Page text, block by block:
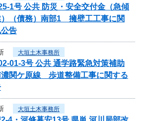
1号 公共 防災・安全交付金（急傾
（債務）南部1 擁壁工工事に関
告
大垣土木事務所
01-3号 公共 通学路緊急対策補助
濃関ケ原線 歩道整備工事に関する
大垣土木事務所